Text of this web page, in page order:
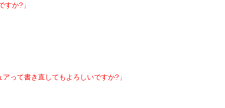
すか?」
アって書き直してもよろしいですか?」